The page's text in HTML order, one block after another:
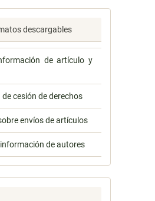
descargables
de artículo y
cesión de derechos
envíos de artículos
de autores